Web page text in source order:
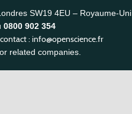
SW19 4EU – Royaume-Uni
0800 902 354
contact : info@openscience.fr
related companies.